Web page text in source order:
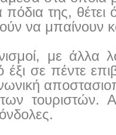
πόδια της,
να μπαίνουν
με άλλα
σε πέντε
τουριστών.